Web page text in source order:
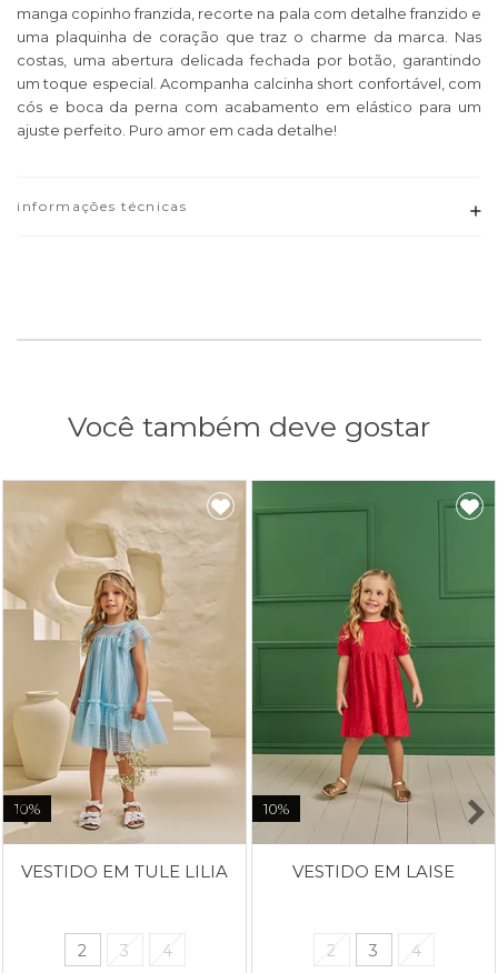
manga copinho franzida, recorte na pala com detalhe franzido e
uma plaquinha de coração que traz o charme da marca. Nas
costas, uma abertura delicada fechada por botão, garantindo
um toque especial. Acompanha calcinha short confortável, com
cós e boca da perna com acabamento em elástico para um
ajuste perfeito. Puro amor em cada detalhe!
informações técnicas
Você também deve gostar
10%
VESTIDO EM TULE LILIA
2 3 4
10%
VESTIDO EM LAISE
2 3 4